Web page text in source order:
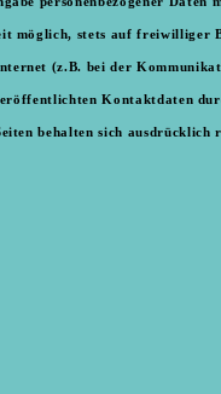
möglich, stets auf freiwilliger
(z.B. bei der
Kontaktdaten
behalten sich